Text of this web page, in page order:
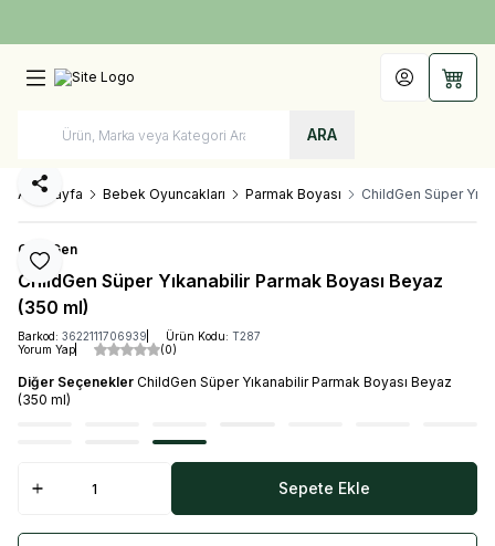
ARA
Hesabım
Ana Sayfa Bebek Oyuncakları Parmak Boyası ChildGen Süper
Favoriye Ekle
Paylaş
ChildGen
ChildGen Süper Yıkanabilir Parmak Boyası Beyaz
(350 ml)
Barkod: 3622111706939 Ürün Kodu: T287
Yorum Yap
(0)
Diğer Seçenekler ChildGen Süper Yıkanabilir Parmak Boyası Beyaz
(350 ml)
Sepete Ekle